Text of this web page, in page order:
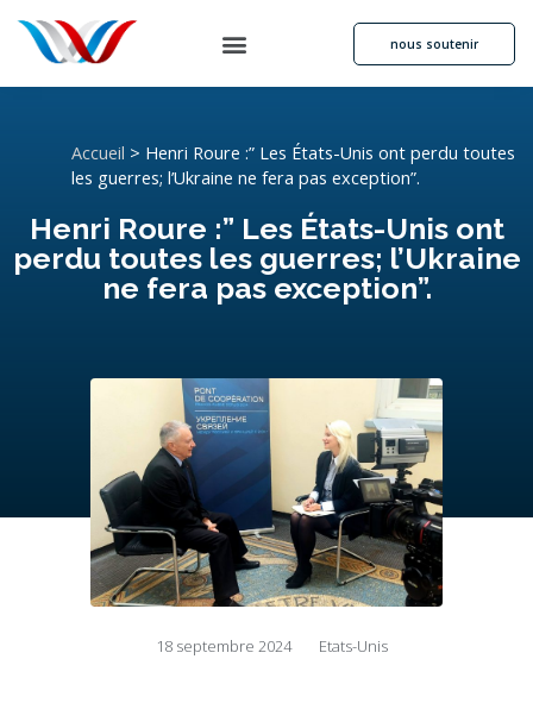
nous soutenir
Accueil > Henri Roure :” Les États-Unis ont perdu toutes
les guerres; l’Ukraine ne fera pas exception”.
Henri Roure :” Les États-Unis ont
perdu toutes les guerres; l’Ukraine
ne fera pas exception”.
18 septembre 2024 Etats-Unis